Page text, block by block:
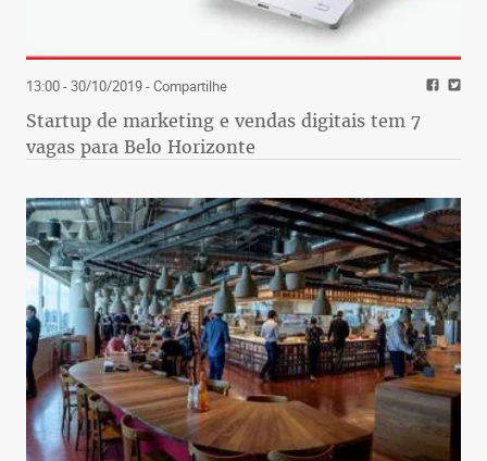
13:00 - 30/10/2019- Compartilhe
Startup de marketing e vendas digitais tem 7
vagas para Belo Horizonte